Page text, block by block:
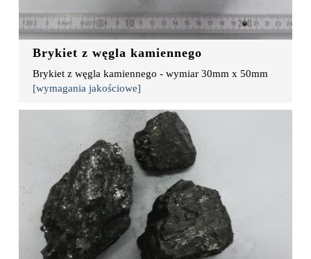
Brykiet z węgla kamiennego
Brykiet z węgla kamiennego - wymiar 30mm x 50mm
[wymagania jakościowe]